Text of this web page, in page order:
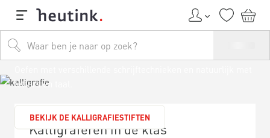
Kalligraferen in de klas
letters en taal.
BEKIJK DE KALLIGRAFIESTIFTEN
Kalligraferen in de klas